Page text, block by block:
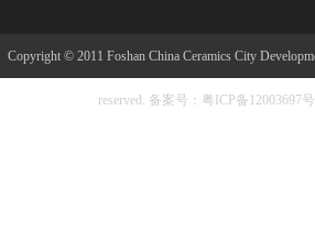
Copyright © 2011 Foshan China Ceramics City
reserved. 备案号：粤ICP备12003697号